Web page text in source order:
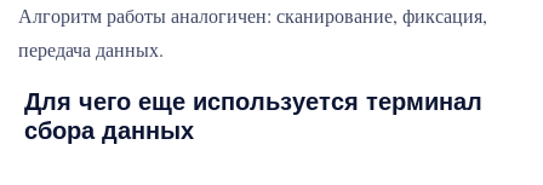
Алгоритм работы аналогичен: сканирование, фиксация,
передача данных.
Для чего еще используется терминал
сбора данных